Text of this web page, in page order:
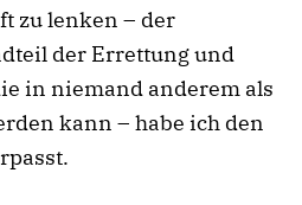
zu lenken – der
der Errettung und
in niemand anderem als
kann – habe ich den